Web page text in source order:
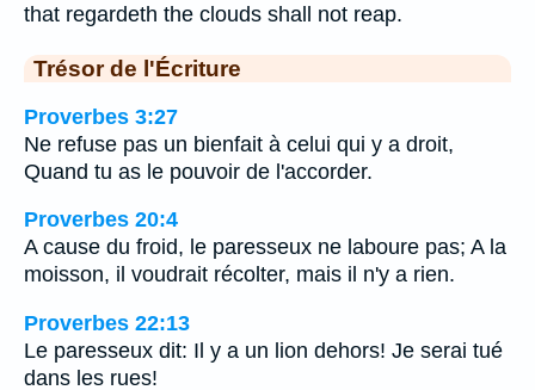
that regardeth the clouds shall not reap.
Trésor de l'Écriture
Proverbes 3:27
Ne refuse pas un bienfait à celui qui y a droit,
Quand tu as le pouvoir de l'accorder.
Proverbes 20:4
A cause du froid, le paresseux ne laboure pas; A la
moisson, il voudrait récolter, mais il n'y a rien.
Proverbes 22:13
Le paresseux dit: Il y a un lion dehors! Je serai tué
dans les rues!